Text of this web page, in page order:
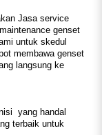
Jasa service
genset
untuk skedul
membawa genset
langsung ke
yang handal
terbaik untuk